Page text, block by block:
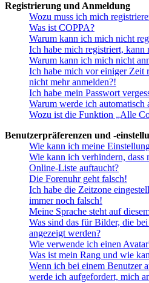
Registrierung und Anmeldung
Wozu muss ich mich
Was ist COPPA?
Warum kann ich mich nicht
Ich habe mich registriert, kann
Warum kann ich mich nicht
Ich habe mich vor einiger Zeit
nicht mehr anmelden?!
Ich habe mein Passwort
Warum werde ich automatisch
Wozu ist die Funktion „Alle
Benutzerpräferenzen und -
Wie kann ich meine
Wie kann ich verhindern, dass
Online-Liste auftaucht?
Die Forenuhr geht falsch!
Ich habe die Zeitzone
immer noch falsch!
Meine Sprache steht auf
Was sind das für Bilder, die
angezeigt werden?
Wie verwende ich einen
Was ist mein Rang und wie
Wenn ich bei einem Benutzer
werde ich aufgefordert, mich